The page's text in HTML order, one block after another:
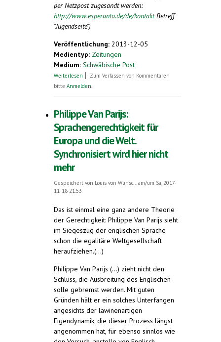
per Netzpost zugesandt werden:
http://www.esperanto.de/de/kontakt Betreff
"Jugendseite")
Veröffentlichung: 2013-12-05
Medientyp: Zeitungen
Medium: Schwäbische Post
Weiterlesen über Mit Esperanto Freunde finden
Zum Verfassen von Kommentaren
bitte Anmelden
Philippe Van Parijs:
Sprachengerechtigkeit für
Europa und die Welt.
Synchronisiert wird hier nicht
mehr
Gespeichert von Louis von Wunsc...am/um Sa, 2017-
11-18 21:53
Das ist einmal eine ganz andere Theorie
der Gerechtigkeit: Philippe Van Parijs sieht
im Siegeszug der englischen Sprache
schon die egalitäre Weltgesellschaft
heraufziehen.(...)
Philippe Van Parijs (...) zieht nicht den
Schluss, die Ausbreitung des Englischen
solle gebremst werden. Mit guten
Gründen hält er ein solches Unterfangen
angesichts der lawinenartigen
Eigendynamik, die dieser Prozess längst
angenommen hat, für ebenso sinnlos wie